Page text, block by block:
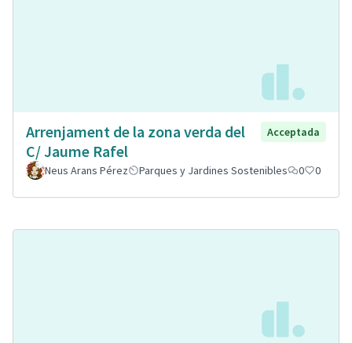
Arrenjament de la zona verda del
C/ Jaume Rafel
Acceptada
Neus Arans Pérez Parques y Jardines Sostenibles 0 0